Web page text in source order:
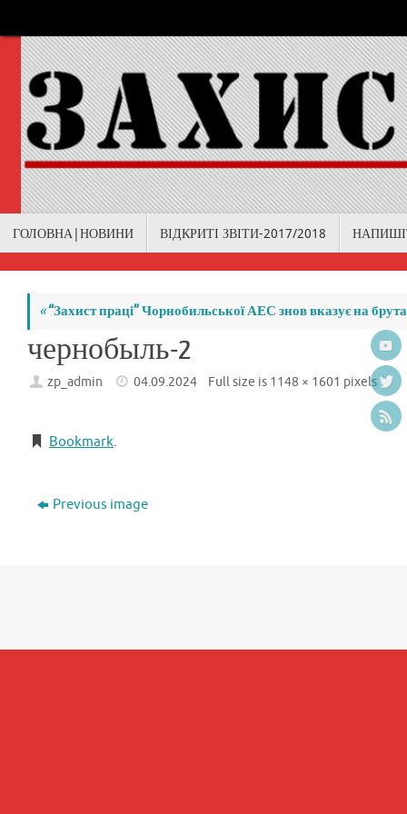
to
content
ГОЛОВНА|НОВИНИ ВІДКРИТІ ЗВІТИ-2017/2018
«“Захист праці” Чорнобильської АЕС знов вказує на
чернобыль-2
zp_admin 04.09.2024 Full size is 1148 × 1601 pixels
Bookmark.
Previous image